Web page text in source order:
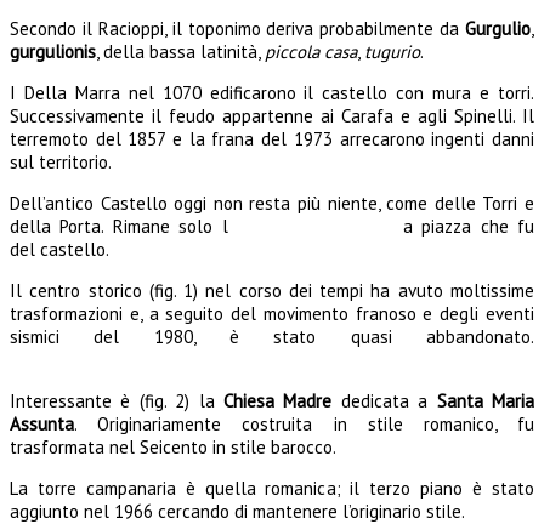
Secondo il Racioppi, il toponimo deriva probabilmente da Gurgulio,
gurgulionis, della bassa latinità, piccola casa, tugurio.
I Della Marra nel 1070 edificarono il castello con mura e torri.
Successivamente il feudo appartenne ai Carafa e agli Spinelli. Il
terremoto del 1857 e la frana del 1973 arrecarono ingenti danni
sul territorio.
Dell’antico Castello oggi non resta più niente, come delle Torri e
della Porta. Rimane solo l
a piazza che fu
del castello.
Il centro storico (fig. 1) nel corso dei tempi ha avuto moltissime
trasformazioni e, a seguito del movimento franoso e degli eventi
sismici del 1980, è stato quasi abbandonato.
Interessante è (fig. 2) la Chiesa Madre dedicata a Santa Maria
Assunta. Originariamente costruita in stile romanico, fu
trasformata nel Seicento in stile barocco.
La torre campanaria è quella romanica; il terzo piano è stato
aggiunto nel 1966 cercando di mantenere l’originario stile.